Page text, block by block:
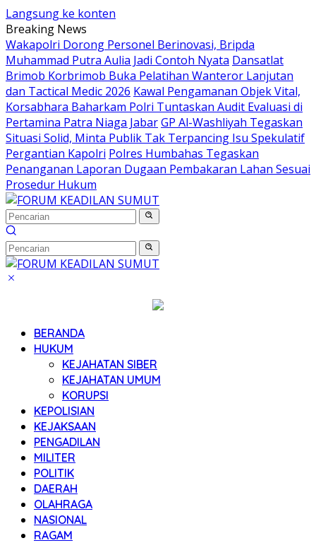
Langsung ke konten
Breaking News
Wakapolri Dorong Personel Berinovasi, Bripda
Muhammad Putra Aulia Jadi Contoh Nyata Dansatlat
Brimob Korbrimob Buka Pelatihan Wanteror Lanjutan
dan Tactical Medic 2026 Kawal Pengamanan Objek Vital,
Korsabhara Baharkam Polri Tuntaskan Audit Evaluasi di
Pertamina Patra Niaga JabarGP Al-Washliyah Tegaskan
Situasi Solid, Minta Publik Tak Terpancing Isu Spekulatif
Pergantian Kapolri Polres Humbahas Tegaskan
Penanganan Laporan Dugaan Pembakaran Lahan Sesuai
Prosedur Hukum
BERANDA
HUKUM
KEJAHATAN SIBER
KEJAHATAN UMUM
KORUPSI
KEPOLISIAN
KEJAKSAAN
PENGADILAN
MILITER
POLITIK
DAERAH
OLAHRAGA
NASIONAL
RAGAM